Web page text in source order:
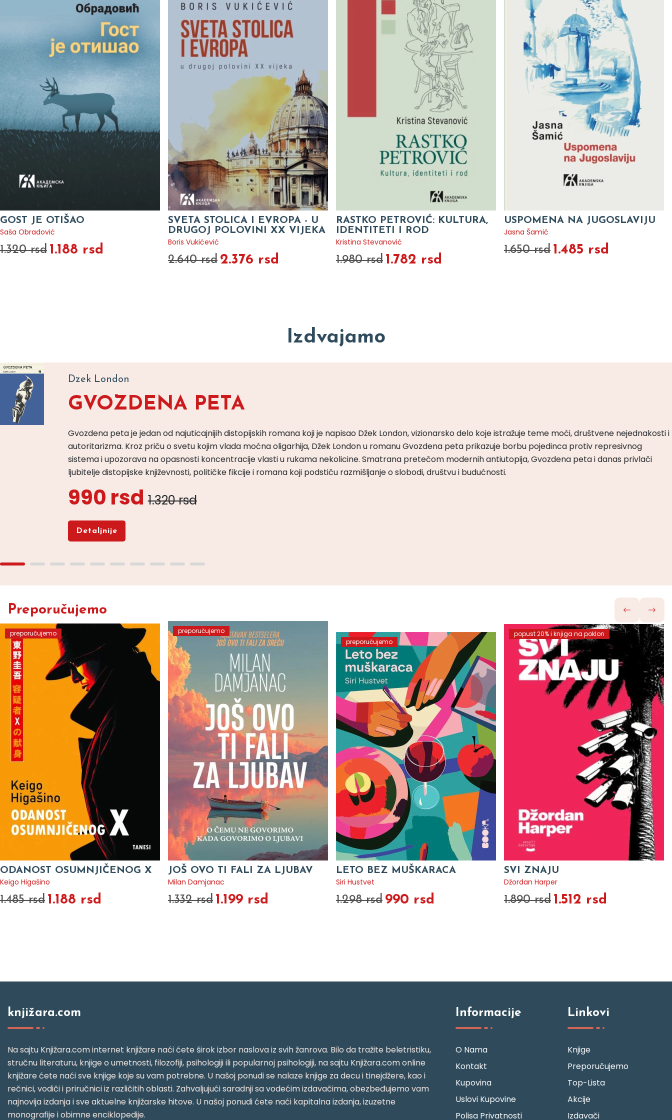
GOST JE OTIŠAO
Saša Obradović
1.320 rsd 1.188 rsd
SVETA STOLICA I EVROPA - U
DRUGOJ POLOVINI XX VIJEKA
Boris Vukićević
2.640 rsd 2.376 rsd
RASTKO PETROVIĆ: KULTURA,
IDENTITETI I ROD
Kristina Stevanović
1.980 rsd 1.782 rsd
USPOMENA NA JUGOSLAVIJU
Jasna Šamić
1.650 rsd 1.485 rsd
Izdvajamo
Dzek London
GVOZDENA PETA
Gvozdena peta je jedan od najuticajnijih distopijskih romana koji je napisao Džek London, vizionarsko delo koje istražuje teme moći, društvene nejednakosti i
autoritarizma. Kroz priču o svetu kojim vlada moćna oligarhija, Džek London u romanu Gvozdena peta prikazuje borbu pojedinca protiv represivnog
sistema i upozorava na opasnosti koncentracije vlasti u rukama nekolicine. Smatrana pretečom modernih antiutopija, Gvozdena peta i danas privlači
ljubitelje distopijske književnosti, političke fikcije i romana koji podstiču razmišljanje o slobodi, društvu i budućnosti.
990 rsd 1.320 rsd
Detaljnije
Preporučujemo
preporučujemo
ODANOST OSUMNJIČENOG X
Keigo Higašino
1.485 rsd 1.188 rsd
preporučujemo
JOŠ OVO TI FALI ZA LJUBAV
Milan Damjanac
1.332 rsd 1.199 rsd
preporučujemo
LETO BEZ MUŠKARACA
Siri Hustvet
1.298 rsd 990 rsd
popust 20% i knjiga na poklon
SVI ZNAJU
Džordan Harper
1.890 rsd 1.512 rsd
knjižara.com
Na sajtu Knjižara.com internet knjižare naći ćete širok izbor naslova iz svih žanrova. Bilo da tražite beletristiku,
stručnu literaturu, knjige o umetnosti, filozofiji, psihologiji ili popularnoj psihologiji, na sajtu Knjižara.com online
knjižare ćete naći sve knjige koje su vam potrebne. U našoj ponudi se nalaze knjige za decu i tinejdžere, kao i
rečnici, vodiči i priručnici iz različitih oblasti. Zahvaljujući saradnji sa vodećim izdavačima, obezbeđujemo vam
najnovija izdanja i sve aktuelne knjižarske hitove. U našoj ponudi ćete naći kapitalna izdanja, izuzetne
monografije i obimne enciklopedije.
Informacije
O Nama
Kontakt
Kupovina
Uslovi Kupovine
Polisa Privatnosti
Linkovi
Knjige
Preporučujemo
Top-Lista
Akcije
Izdavači